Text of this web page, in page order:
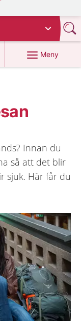
Meny
Innan du
så att det blir
sjuk. Här får du